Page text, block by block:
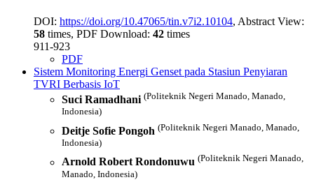
DOI: https://doi.org/10.47065/tin.v7i2.10104, Abstract View:
58 times, PDF Download: 42 times
911-923
PDF
Sistem Monitoring Energi Genset pada Stasiun Penyiaran
TVRI Berbasis IoT
Suci Ramadhani (Politeknik Negeri Manado, Manado,
Indonesia)
Deitje Sofie Pongoh (Politeknik Negeri Manado, Manado,
Indonesia)
Arnold Robert Rondonuwu (Politeknik Negeri Manado,
Manado, Indonesia)